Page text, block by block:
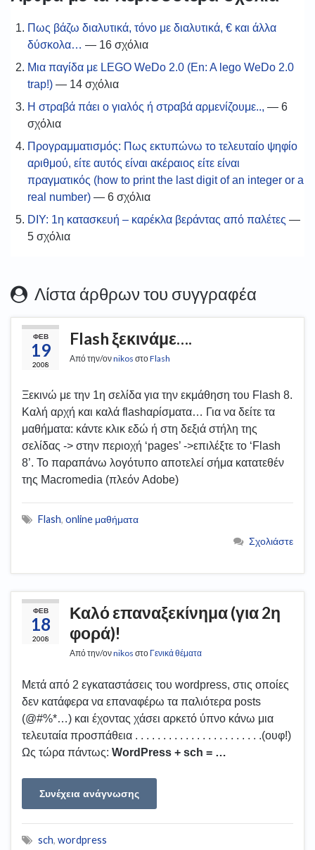
Πως βάζω διαλυτικά, τόνο με διαλυτικά, € και άλλα
δύσκολα… — 16 σχόλια
Μια παγίδα με LEGO WeDo 2.0 (En: A lego WeDo 2.0
trap!) — 14 σχόλια
Η στραβά πάει ο γιαλός ή στραβά αρμενίζουμε.., — 6
σχόλια
Προγραμματισμός: Πως εκτυπώνω το τελευταίο ψηφίο
αριθμού, είτε αυτός είναι ακέραιος είτε είναι
πραγματικός (how to print the last digit of an integer or a
real number) — 6 σχόλια
DIY: 1η κατασκευή – καρέκλα βεράντας από παλέτες —
5 σχόλια
Λίστα άρθρων του συγγραφέα
ΦΕΒ
19
2008
Flash ξεκινάμε….
Από την/ονnikos στοFlash
Ξεκινώ με την 1η σελίδα για την εκμάθηση του Flash 8.
Καλή αρχή και καλά flashαρίσματα… Για να δείτε τα
μαθήματα: κάντε κλικ εδώ ή στη δεξιά στήλη της
σελίδας -> στην περιοχή ‘pages’ ->επιλέξτε το ‘Flash
8’. Το παραπάνω λογότυπο αποτελεί σήμα κατατεθέν
της Macromedia (πλεόν Adobe)
Flash, online μαθήματα
Σχολιάστε
ΦΕΒ
18
2008
Καλό επαναξεκίνημα (για 2η
φορά)!
Από την/ονnikos στο Γενικά θέματα
Μετά από 2 εγκαταστάσεις του wordpress, στις οποίες
δεν κατάφερα να επαναφέρω τα παλιότερα posts
(@#%*…) και έχοντας χάσει αρκετό ύπνο κάνω μια
τελευταία προσπάθεια . . . . . . . . . . . . . . . . . . . . . . .(ουφ!)
Ως τώρα πάντως: WordPress + sch = …
Συνέχεια ανάγνωσης
sch, wordpress